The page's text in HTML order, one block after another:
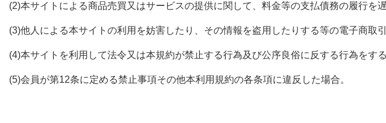
(2)本サイトによる商品売買又はサービスの提供に関して、料金等の支払債務の履行を遅
(3)他人による本サイトの利用を妨害したり、その情報を盗用したりする等の電子商取
(4)本サイトを利用して法令又は本規約が禁止する行為及び公序良俗に反する行為をする
(5)会員が第12条に定める禁止事項その他本利用規約の各条項に違反した場合。